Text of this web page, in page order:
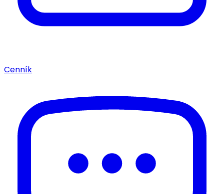
Cenník